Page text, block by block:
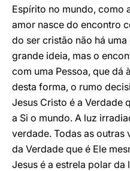
Espírito no mundo, como
amor nasce do encontro
do ser cristão não há
grande ideia, mas o
com uma Pessoa, que dá
desta forma, o rumo
Jesus Cristo é a Verdade
a Si o mundo. A luz
verdade. Todas as outras
da Verdade que é Ele
Jesus é a estrela polar da